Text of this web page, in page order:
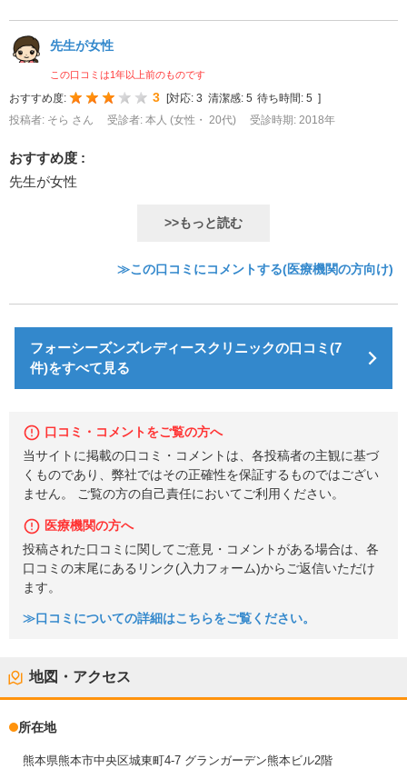
先生が女性
この口コミは1年以上前のものです
おすすめ度: 3 [対応: 3 清潔感: 5 待ち時間: 5 ]
投稿者: そら さん
受診者: 本人 (女性・ 20代) 受診時期: 2018年
おすすめ度 :
先生が女性
>>もっと読む
≫この口コミにコメントする(医療機関の方向け)
フォーシーズンズレディースクリニックの口コミ(7
件)をすべて見る
口コミ・コメントをご覧の方へ
当サイトに掲載の口コミ・コメントは、各投稿者の主観に基づ
くものであり、弊社ではその正確性を保証するものではござい
ません。 ご覧の方の自己責任においてご利用ください。
医療機関の方へ
投稿された口コミに関してご意見・コメントがある場合は、各
口コミの末尾にあるリンク(入力フォーム)からご返信いただけ
ます。
≫口コミについての詳細はこちらをご覧ください。
地図・アクセス
所在地
熊本県熊本市中央区城東町4-7 グランガーデン熊本ビル2階